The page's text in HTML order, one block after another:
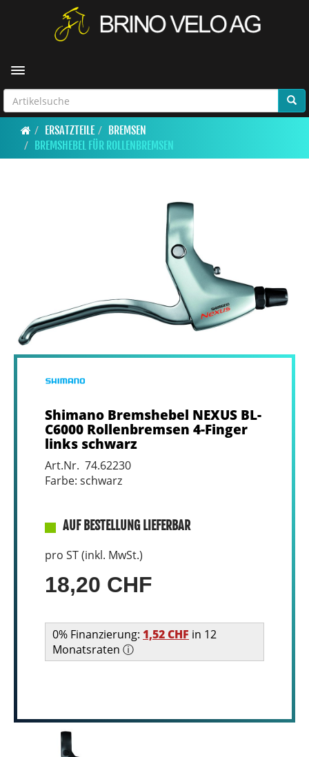
Toggle navigation
ERSATZTEILE
BREMSEN
BREMSHEBEL FÜR ROLLENBREMSEN
Shimano Bremshebel NEXUS BL-
C6000 Rollenbremsen 4-Finger
links schwarz
Art.Nr. 74.62230
Farbe: schwarz
AUF BESTELLUNG LIEFERBAR
pro ST (inkl. MwSt.)
18,20 CHF
0% Finanzierung: 1,52 CHF in 12
Monatsraten ⓘ